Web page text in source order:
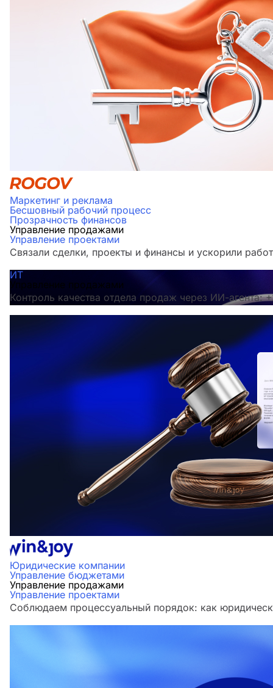
Маркетинг и реклама
Бесшовный рабочий процесс
Прозрачность финансов
Управление продажами
Управление проектами
Связали сделки, проекты и финансы и ускорили
ИТ
Управление продажами
Контроль качества отдела продаж через ИИ-
Юридические компании
Управление бюджетами
Управление продажами
Управление проектами
Соблюдаем процессуальный порядок: как